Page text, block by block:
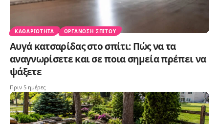
ΚΑΘΑΡΙΌΤΗΤΑ ΟΡΓΆΝΩΣΗ ΣΠΙΤΟΎ
Αυγά κατσαρίδας στο σπίτι: Πώς να τα
αναγνωρίσετε και σε ποια σημεία πρέπει να
ψάξετε
Πριν 5 ημέρες